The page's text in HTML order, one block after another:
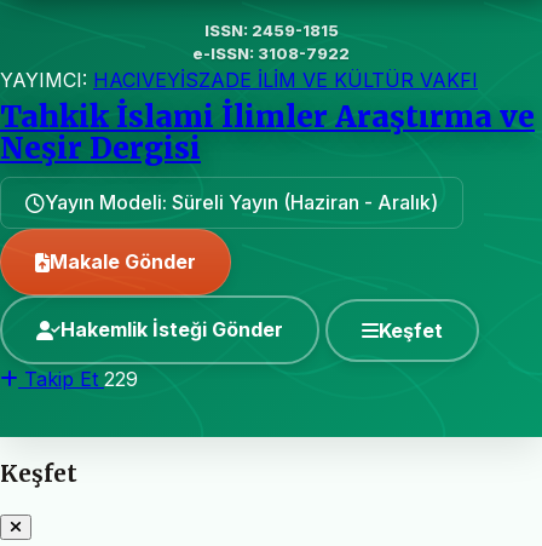
ISSN: 2459-1815
e-ISSN: 3108-7922
YAYIMCI: HACIVEYİSZADE İLİM VE KÜLTÜR VAKFI
Tahkik İslami İlimler Araştırma ve
Neşir Dergisi
Yayın Modeli: Süreli Yayın (Haziran - Aralık)
Makale Gönder
Hakemlik İsteği Gönder Keşfet
Takip Et 229
Keşfet